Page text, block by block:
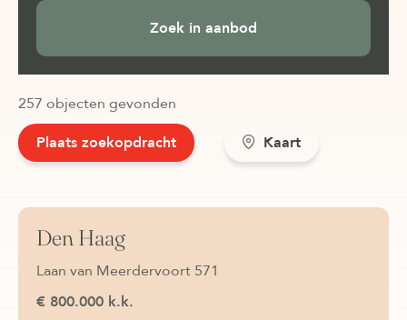
257 objecten gevonden
Plaats zoekopdracht
Kaart
Verkocht
Den Haag
Laan van Meerdervoort 571
€ 800.000 k.k.